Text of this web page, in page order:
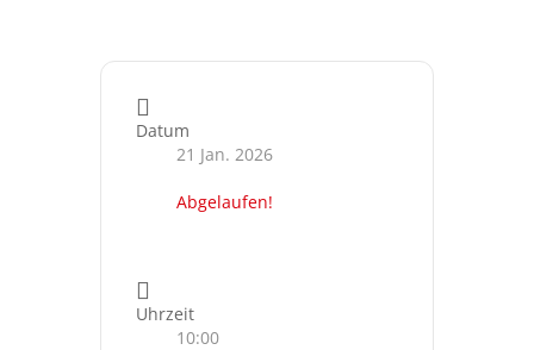
Datum
21 Jan. 2026
Abgelaufen!
Uhrzeit
10:00